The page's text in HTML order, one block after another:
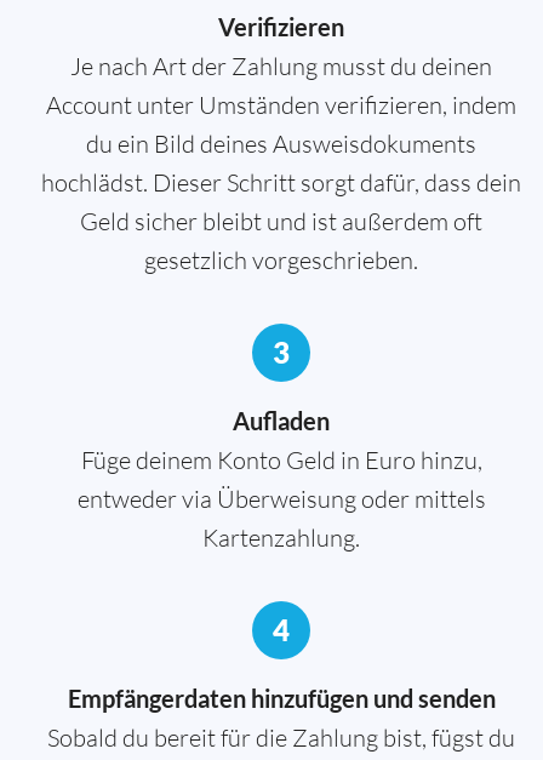
Verifizieren
Je nach Art der Zahlung musst du deinen
Account unter Umständen verifizieren, indem
du ein Bild deines Ausweisdokuments
hochlädst. Dieser Schritt sorgt dafür, dass dein
Geld sicher bleibt und ist außerdem oft
gesetzlich vorgeschrieben.
3
Aufladen
Füge deinem Konto Geld in Euro hinzu,
entweder via Überweisung oder mittels
Kartenzahlung.
4
Empfängerdaten hinzufügen und senden
Sobald du bereit für die Zahlung bist, fügst du